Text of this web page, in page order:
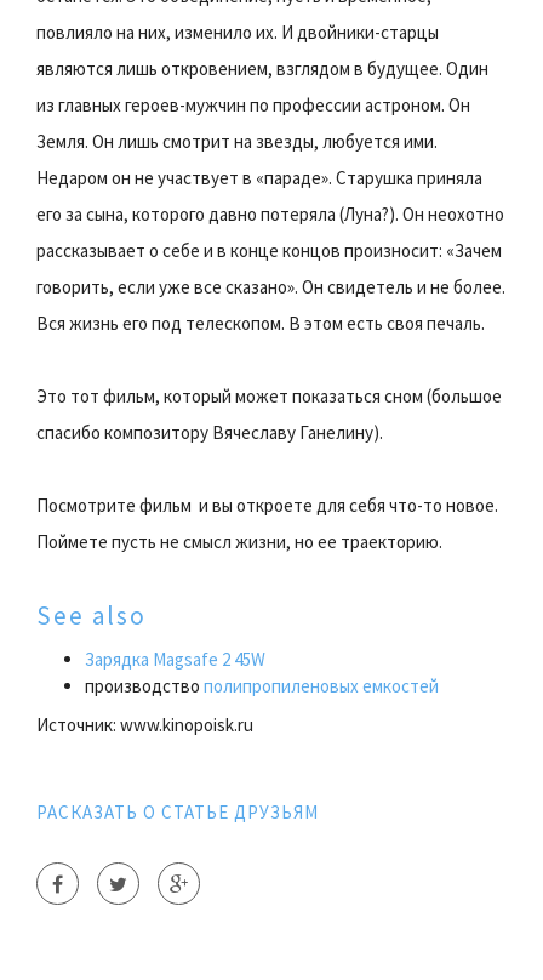
повлияло на них, изменило их. И двойники-старцы
являются лишь откровением, взглядом в будущее. Один
из главных героев-мужчин по профессии астроном. Он 
Земля. Он лишь смотрит на звезды, любуется ими.
Недаром он не участвует в «параде». Старушка приняла
его за сына, которого давно потеряла (Луна?). Он неохотно
рассказывает о себе и в конце концов произносит: «Зачем
говорить, если уже все сказано». Он свидетель и не более.
Вся жизнь его под телескопом. В этом есть своя печаль.
Это тот фильм, который может показаться сном (большое
спасибо композитору Вячеславу Ганелину).
Посмотрите фильм  и вы откроете для себя что-то новое.
Поймете пусть не смысл жизни, но ее траекторию.
See also
Зарядка Magsafe 2 45W
производство полипропиленовых емкостей
Источник: www.kinopoisk.ru
РАСКАЗАТЬ О СТАТЬЕ ДРУЗЬЯМ